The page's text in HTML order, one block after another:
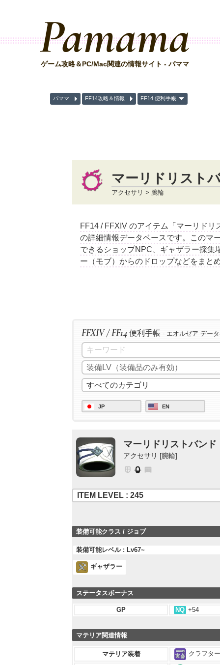
Pamama
ゲーム攻略＆PC/Mac関連の情報サイト - パママ
パママ FF14攻略＆情報 FF14 便利手帳
マーリドリスト
アクセサリ > 腕輪
FF14 / FFXIV のアイテム「マーリド
の詳細情報データベースです。このマ
できるショップNPC、ギャザラー採集
ー（モブ）からのドロップなどをまと
FFXIV / FF14 便利手帳 - エオルゼア デー
JP EN
マーリドリストバンド
アクセサリ [腕輪]
ITEM LEVEL : 245
装備可能クラス / ジョブ
装備可能レベル : Lv67~
ギャザラー
ステータスボーナス
GP NQ +54
マテリア関連情報
マテリア装着 クラフタ